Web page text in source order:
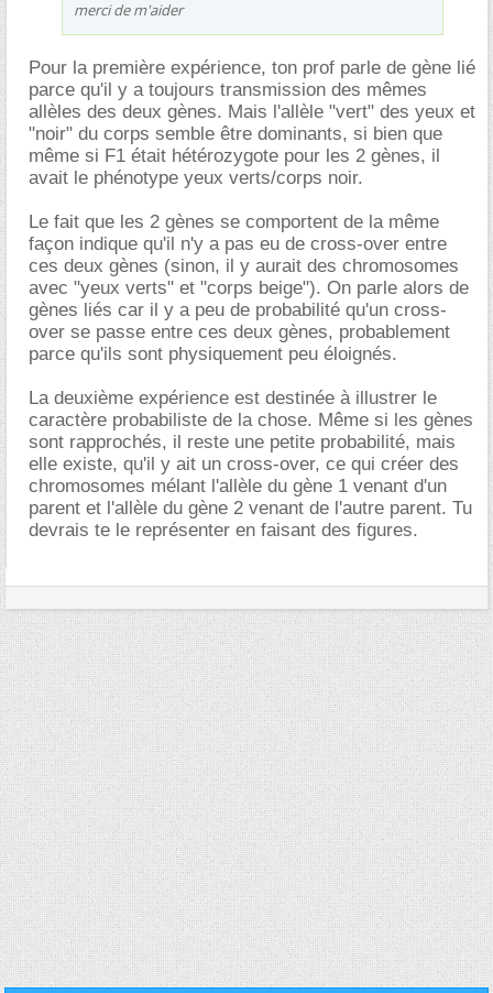
merci de m'aider
Pour la première expérience, ton prof parle de gène lié
parce qu'il y a toujours transmission des mêmes
allèles des deux gènes. Mais l'allèle "vert" des yeux et
"noir" du corps semble être dominants, si bien que
même si F1 était hétérozygote pour les 2 gènes, il
avait le phénotype yeux verts/corps noir.
Le fait que les 2 gènes se comportent de la même
façon indique qu'il n'y a pas eu de cross-over entre
ces deux gènes (sinon, il y aurait des chromosomes
avec "yeux verts" et "corps beige"). On parle alors de
gènes liés car il y a peu de probabilité qu'un cross-
over se passe entre ces deux gènes, probablement
parce qu'ils sont physiquement peu éloignés.
La deuxième expérience est destinée à illustrer le
caractère probabiliste de la chose. Même si les gènes
sont rapprochés, il reste une petite probabilité, mais
elle existe, qu'il y ait un cross-over, ce qui créer des
chromosomes mélant l'allèle du gène 1 venant d'un
parent et l'allèle du gène 2 venant de l'autre parent. Tu
devrais te le représenter en faisant des figures.